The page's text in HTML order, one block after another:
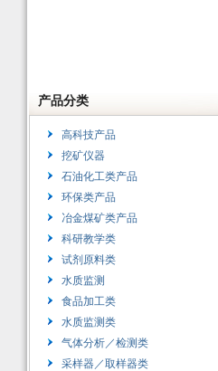
产品分类
高科技产品
挖矿仪器
石油化工类产品
环保类产品
冶金煤矿类产品
科研教学类
试剂原料类
水质监测
食品加工类
水质监测类
气体分析／检测类
采样器／取样器类